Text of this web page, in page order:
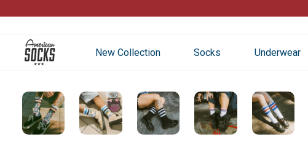
contenuto
New Collection Socks Underwear